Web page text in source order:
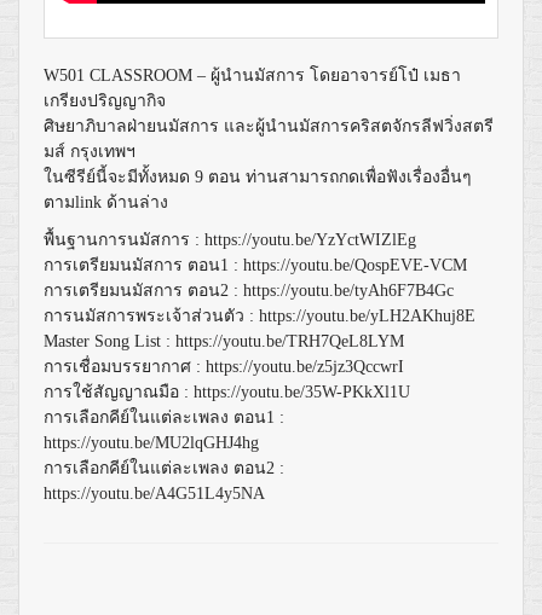
W501 CLASSROOM – ผู้นำนมัสการ โดยอาจารย์โป๋ เมธา
เกรียงปริญญากิจ
ศิษยาภิบาลฝ่ายนมัสการ และผู้นำนมัสการคริสตจักรลีฟวิ่งสตรี
มส์ กรุงเทพฯ
ในซีรีย์นี้จะมีทั้งหมด 9 ตอน ท่านสามารถกดเพื่อฟังเรื่องอื่นๆ
ตามlink ด้านล่าง
พื้นฐานการนมัสการ : https://youtu.be/YzYctWIZlEg
การเตรียมนมัสการ ตอน1 : https://youtu.be/QospEVE-VCM
การเตรียมนมัสการ ตอน2 : https://youtu.be/tyAh6F7B4Gc
การนมัสการพระเจ้าส่วนตัว : https://youtu.be/yLH2AKhuj8E
Master Song List : https://youtu.be/TRH7QeL8LYM
การเชื่อมบรรยากาศ : https://youtu.be/z5jz3QccwrI
การใช้สัญญาณมือ : https://youtu.be/35W-PKkXl1U
การเลือกคีย์ในแต่ละเพลง ตอน1 :
https://youtu.be/MU2lqGHJ4hg
การเลือกคีย์ในแต่ละเพลง ตอน2 :
https://youtu.be/A4G51L4y5NA